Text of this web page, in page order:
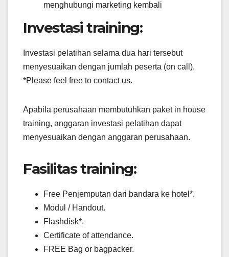
menghubungi marketing kembali
Investasi training:
Investasi pelatihan selama dua hari tersebut
menyesuaikan dengan jumlah peserta (on call).
*Please feel free to contact us.
Apabila perusahaan membutuhkan paket in house
training, anggaran investasi pelatihan dapat
menyesuaikan dengan anggaran perusahaan.
Fasilitas training:
Free Penjemputan dari bandara ke hotel*.
Modul / Handout.
Flashdisk*.
Certificate of attendance.
FREE Bag or bagpacker.